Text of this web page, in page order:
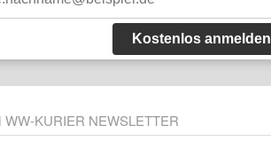
Kostenlos anmelden
KURIER NEWSLETTER